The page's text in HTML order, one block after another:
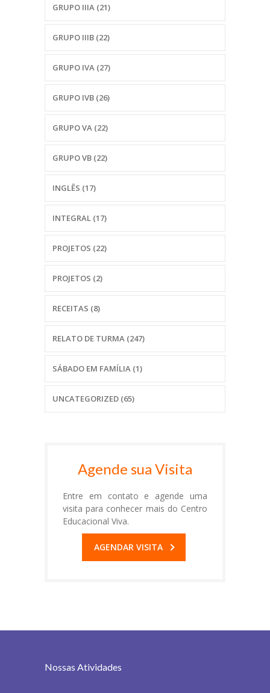
GRUPO IIIA (21)
GRUPO IIIB (22)
GRUPO IVA (27)
GRUPO IVB (26)
GRUPO VA (22)
GRUPO VB (22)
INGLÊS (17)
INTEGRAL (17)
PROJETOS (22)
PROJETOS (2)
RECEITAS (8)
RELATO DE TURMA (247)
SÁBADO EM FAMÍLIA (1)
UNCATEGORIZED (65)
Agende sua Visita
Entre em contato e agende uma
visita para conhecer mais do Centro
Educacional Viva.
AGENDAR VISITA
Nossas Atividades